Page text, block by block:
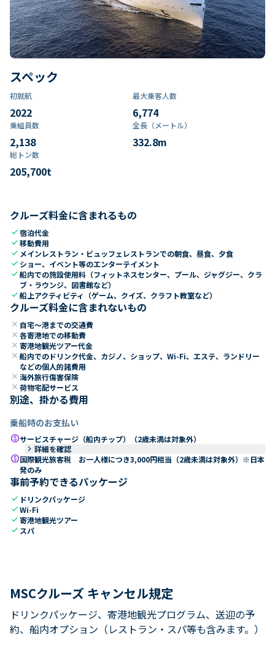
スペック
初就航
2022
最大乗客人数
6,774
乗組員数​
2,138
全長（メートル）
332.8m
総トン数​
205,700t
クルーズ料金に含まれるもの
check宿泊代金
check移動費用
check メインレストラン・ビュッフェレストランでの朝食、昼食、夕食
check ショー、イベント等のエンターテイメント
check船内での施設使用料（フィットネスセンター、プール、ジャグジー、クラ
ブ・ラウンジ、図書館など）
check船上アクティビティ（ゲーム、クイズ、クラフト教室など）
クルーズ料金に含まれないもの
close 自宅～港までの交通費
close 各寄港地での移動費
close 寄港地観光ツアー代金
close 船内でのドリンク代金、カジノ、ショップ、Wi-Fi、エステ、ランドリー
などの個人的諸費用
close 海外旅行傷害保険
close 荷物宅配サービス
別途、掛かる費用
乗船時のお支払い
paidサービスチャージ（船内チップ）（2歳未満は対象外）
keyboard_arrow_right 詳細を確認
paid国際観光旅客税 お一人様につき3,000円相当（2歳未満は対象外）※日本
発のみ
事前予約できるパッケージ
check ドリンクパッケージ
checkWi-Fi
check寄港地観光ツアー
check スパ
MSCクルーズ キャンセル規定
ドリンクパッケージ、寄港地観光プログラム、送迎の予
約、船内オプション（レストラン・スパ等も含みます。）